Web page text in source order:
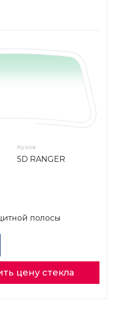
Кузов
5D RANGER
полосы
цену стекла